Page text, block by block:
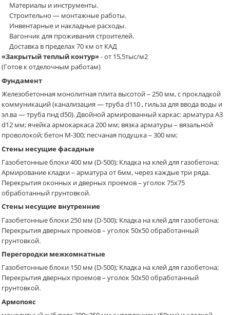
Материалы и инструменты.
Cтроительно — монтажные работы.
Инвентарные и накладные расходы.
Вагончик для проживания строителей.
Доставка в пределах 70 км от КАД
«Закрытый теплый контур»- от 15,5тыс/м2
(Готов к отделочным работам)
Фундамент
Железобетонная монолитная плита высотой – 250 мм, с прокладкой
коммуникаций (канализация — труба d110 , гильза для ввода воды и
эл.ва — труба пнд d50). Двойной армированный каркас: арматура A3
d12 мм; ячейка армокаркаса 200 мм; вязка арматуры – вязальной
проволокой; бетон М-300; песчаная подушка – 300 мм;
Стены несущие фасадные
Газобетонные блоки 400 мм (D-500); Кладка на клей для газобетона;
Армирование кладки – арматура от 6мм, через каждые три ряда.
Перекрытия оконных и дверных проемов – уголок 75х75
обработанный грунтовкой.
Стены несущие внутренние
Газобетонные блоки 250 мм (D-500); Кладка на клей для газобетона;
Перекрытия дверных проемов – уголок 50х50 обработанный
грунтовкой.
Перегородки межкомнатные
Газобетонные блоки 150 мм (D-500); Кладка на клей для газобетона;
Перекрытия дверных проемов – уголок 50х50 обработанный
грунтовкой.
Армопояс